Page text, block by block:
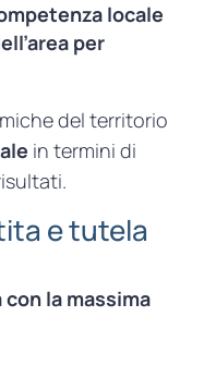
locale
per
del territorio
in termini di
e tutela
la massima